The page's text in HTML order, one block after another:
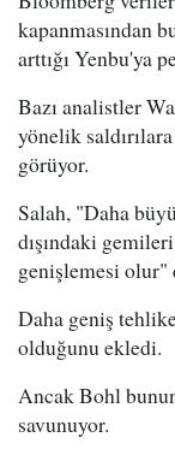
kapanmasından
arttığı Yenbu'ya
Bazı analistler
yönelik
görüyor.
Salah, "Daha
dışındaki
genişlemesi olur"
Daha geniş
olduğunu ekledi.
Ancak Bohl
savunuyor.